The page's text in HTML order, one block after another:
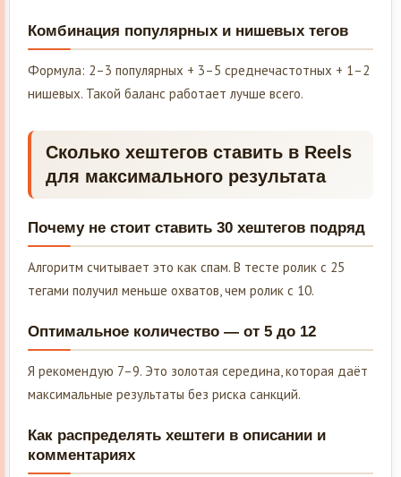
Комбинация популярных и нишевых тегов
Формула: 2–3 популярных + 3–5 среднечастотных + 1–2
нишевых. Такой баланс работает лучше всего.
Сколько хештегов ставить в Reels
для максимального результата
Почему не стоит ставить 30 хештегов подряд
Алгоритм считывает это как спам. В тесте ролик с 25
тегами получил меньше охватов, чем ролик с 10.
Оптимальное количество — от 5 до 12
Я рекомендую 7–9. Это золотая середина, которая даёт
максимальные результаты без риска санкций.
Как распределять хештеги в описании и
комментариях